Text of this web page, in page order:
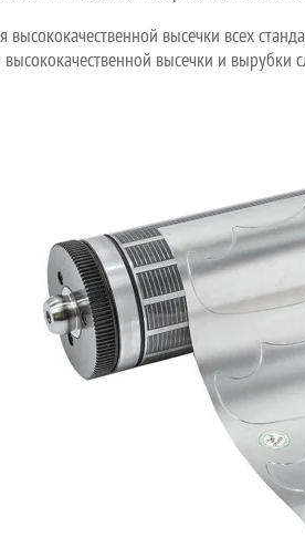
высококачественной высечки всех
высококачественной высечки и